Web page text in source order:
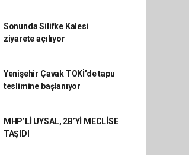
Sonunda Silifke Kalesi
ziyarete açılıyor
Yenişehir Çavak TOKİ'de tapu
teslimine başlanıyor
MHP’Lİ UYSAL, 2B’Yİ MECLİSE
TAŞIDI